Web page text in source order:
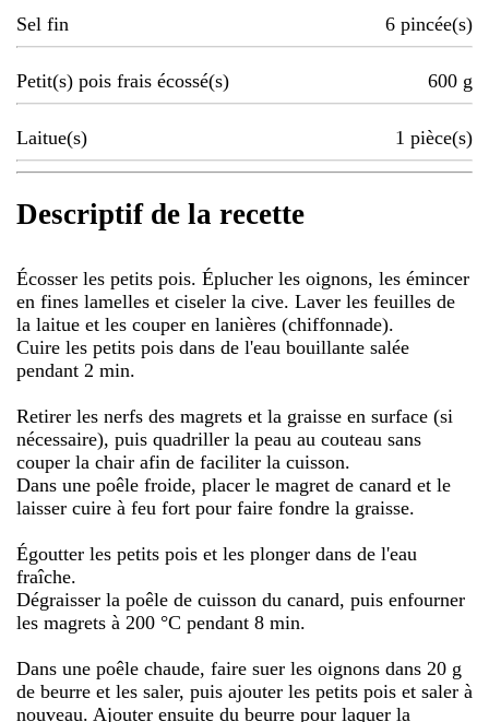
Sel fin 6 pincée(s)
Petit(s) pois frais écossé(s) 600 g
Laitue(s) 1 pièce(s)
Descriptif de la recette
Écosser les petits pois. Éplucher les oignons, les émincer
en fines lamelles et ciseler la cive. Laver les feuilles de
la laitue et les couper en lanières (chiffonnade).
Cuire les petits pois dans de l'eau bouillante salée
pendant 2 min.
Retirer les nerfs des magrets et la graisse en surface (si
nécessaire), puis quadriller la peau au couteau sans
couper la chair afin de faciliter la cuisson.
Dans une poêle froide, placer le magret de canard et le
laisser cuire à feu fort pour faire fondre la graisse.
Égoutter les petits pois et les plonger dans de l'eau
fraîche.
Dégraisser la poêle de cuisson du canard, puis enfourner
les magrets à 200 °C pendant 8 min.
Dans une poêle chaude, faire suer les oignons dans 20 g
de beurre et les saler, puis ajouter les petits pois et saler à
nouveau. Ajouter ensuite du beurre pour laquer la